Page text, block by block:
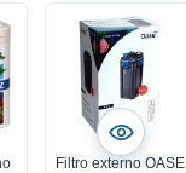
Filtro externo OASE